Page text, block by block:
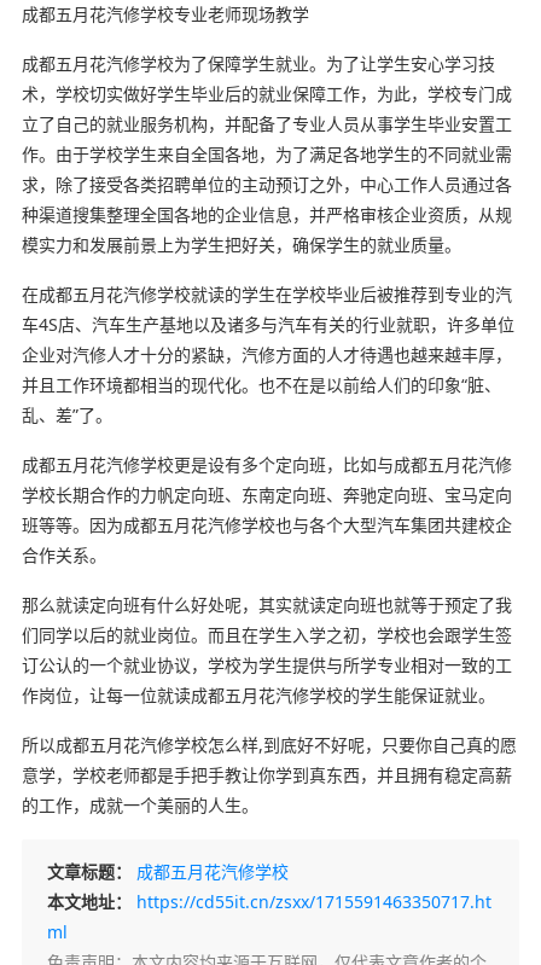
成都五月花汽修学校专业老师现场教学
成都五月花汽修学校为了保障学生就业。为了让学生安心学习技
术，学校切实做好学生毕业后的就业保障工作，为此，学校专门成
立了自己的就业服务机构，并配备了专业人员从事学生毕业安置工
作。由于学校学生来自全国各地，为了满足各地学生的不同就业需
求，除了接受各类招聘单位的主动预订之外，中心工作人员通过各
种渠道搜集整理全国各地的企业信息，并严格审核企业资质，从规
模实力和发展前景上为学生把好关，确保学生的就业质量。
在成都五月花汽修学校就读的学生在学校毕业后被推荐到专业的汽
车4S店、汽车生产基地以及诸多与汽车有关的行业就职，许多单位
企业对汽修人才十分的紧缺，汽修方面的人才待遇也越来越丰厚，
并且工作环境都相当的现代化。也不在是以前给人们的印象“脏、
乱、差”了。
成都五月花汽修学校更是设有多个定向班，比如与成都五月花汽修
学校长期合作的力帆定向班、东南定向班、奔驰定向班、宝马定向
班等等。因为成都五月花汽修学校也与各个大型汽车集团共建校企
合作关系。
那么就读定向班有什么好处呢，其实就读定向班也就等于预定了我
们同学以后的就业岗位。而且在学生入学之初，学校也会跟学生签
订公认的一个就业协议，学校为学生提供与所学专业相对一致的工
作岗位，让每一位就读成都五月花汽修学校的学生能保证就业。
所以成都五月花汽修学校怎么样,到底好不好呢，只要你自己真的愿
意学，学校老师都是手把手教让你学到真东西，并且拥有稳定高薪
的工作，成就一个美丽的人生。
文章标题： 成都五月花汽修学校
本文地址： https://cd55it.cn/zsxx/1715591463350717.ht
ml